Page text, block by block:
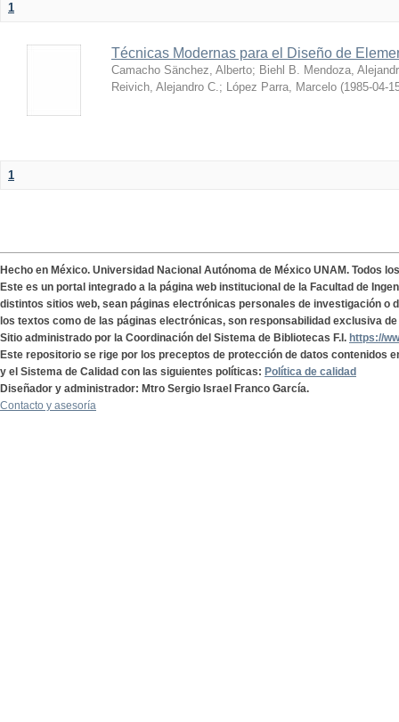
1
Técnicas Modernas para el Diseño de
Camacho Sänchez, Alberto; Biehl B. Mendoza,
Reivich, Alejandro C.; López Parra, Marcelo (1985-04-
1
Hecho en México. Universidad Nacional Autónoma de México UNAM. Todos
Este es un portal integrado a la página web institucional de la Facultad de
distintos sitios web, sean páginas electrónicas personales de investigación o
los textos como de las páginas electrónicas, son responsabilidad exclusiva
Sitio administrado por la Coordinación del Sistema de Bibliotecas F.I. https://
Este repositorio se rige por los preceptos de protección de datos contenidos
y el Sistema de Calidad con las siguientes políticas: Política de calidad
Diseñador y administrador: Mtro Sergio Israel Franco García.
Contacto y asesoría